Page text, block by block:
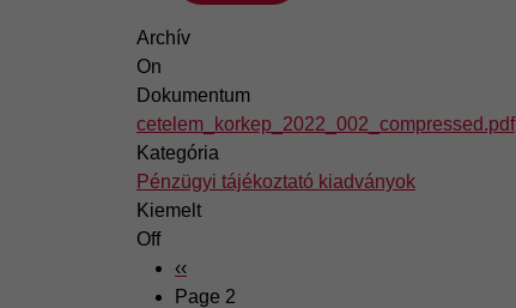
Archív
On
Dokumentum
cetelem_korkep_2022_002_compressed.pdf
Kategória
Pénzügyi tájékoztató kiadványok
Kiemelt
Off
PAGINATION
Previous page
‹‹
Page 2